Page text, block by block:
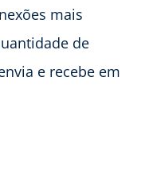
mais
de
e recebe em